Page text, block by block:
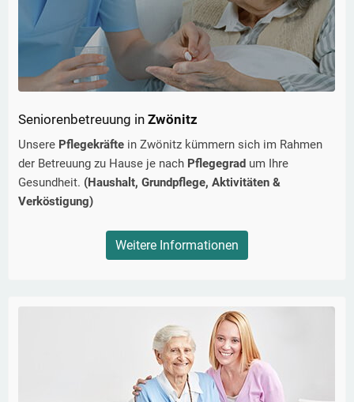
Seniorenbetreuung in Zwönitz
Unsere Pflegekräfte in Zwönitz kümmern sich im Rahmen
der Betreuung zu Hause je nach Pflegegrad um Ihre
Gesundheit. (Haushalt, Grundpflege, Aktivitäten &
Verköstigung)
Weitere Informationen